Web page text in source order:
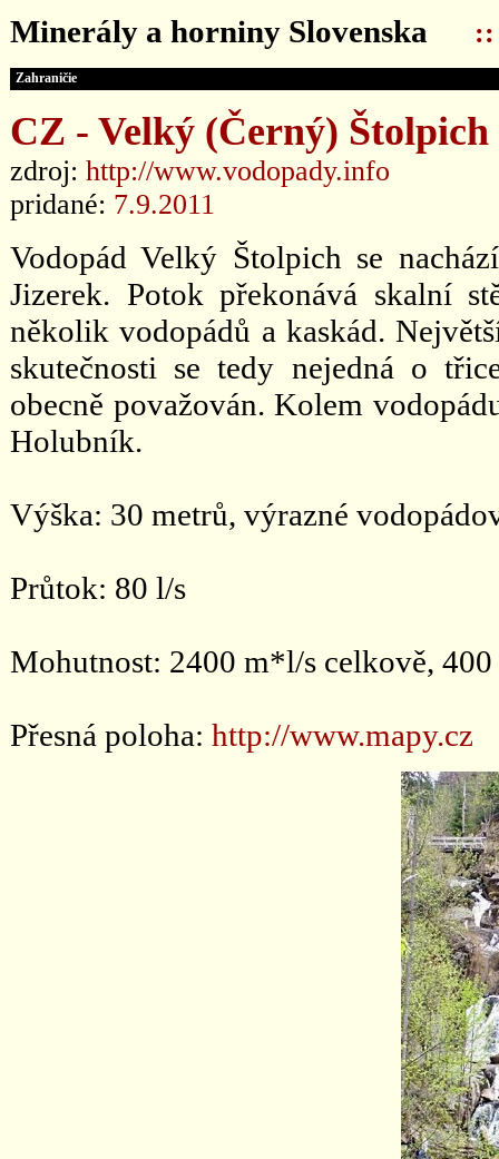
Minerály a horniny Slovenska ::
Zahraničie
CZ - Velký (Černý) Štolpich
zdroj: http://www.vodopady.info
pridané: 7.9.2011
Vodopád Velký Štolpich se
Jizerek. Potok překonává skalní
několik vodopádů a kaskád.
skutečnosti se tedy nejedná o
obecně považován. Kolem
Holubník.
Výška: 30 metrů, výrazné
Průtok: 80 l/s
Mohutnost: 2400 m*l/s celkově,
Přesná poloha: http://www.mapy.cz